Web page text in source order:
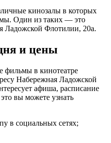
кинозалы в которых
Один из таких — это
Ладожской Флотилии, 20а.
и цены
фильмы в кинотеатре
Набережная Ладожской
афиша, расписание
вы можете узнать
в социальных сетях;